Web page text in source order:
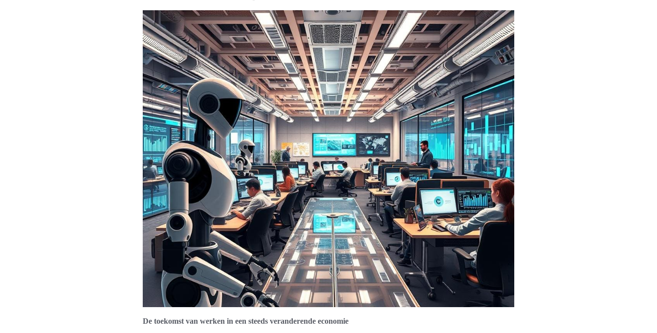
De toekomst van werken in een steeds veranderende economie